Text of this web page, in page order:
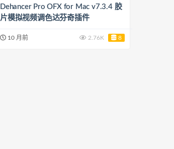
Dehancer Pro OFX for Mac v7.3.4 胶
片模拟视频调色达芬奇插件
10 月前 2.76K 8